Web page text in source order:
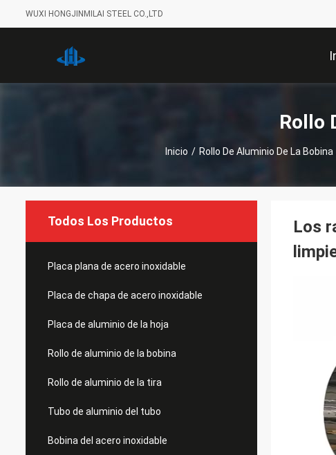
WUXI HONGJINMILAI STEEL CO.,LTD
Rollo
Inicio / Rollo De Aluminio De La Bobina
Todos Los Productos
Placa plana de acero inoxidable
Placa de chapa de acero inoxidable
Placa de aluminio de la hoja
Rollo de aluminio de la bobina
Rollo de aluminio de la tira
Tubo de aluminio del tubo
Bobina del acero inoxidable
Los